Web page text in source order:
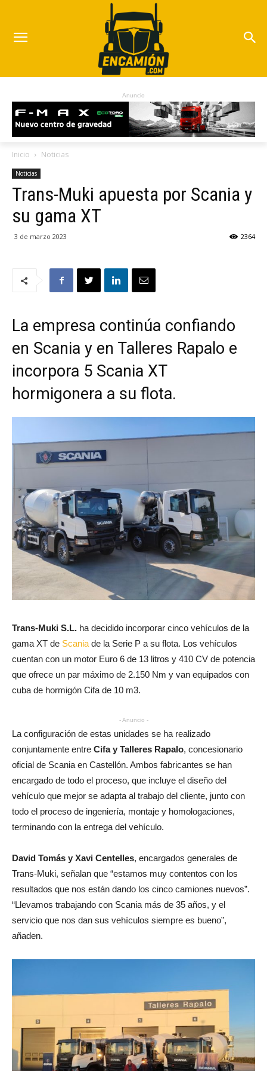
Anuncio
Inicio Noticias
Noticias
Trans-Muki apuesta por Scania y
su gama XT
3 de marzo 2023 2364
La empresa continúa confiando
en Scania y en Talleres Rapalo e
incorpora 5 Scania XT
hormigonera a su flota.
Trans-Muki S.L. ha decidido incorporar cinco vehículos de la
gama XT de Scania de la Serie P a su flota. Los vehículos
cuentan con un motor Euro 6 de 13 litros y 410 CV de potencia
que ofrece un par máximo de 2.150 Nm y van equipados con
cuba de hormigón Cifa de 10 m3.
- Anuncio -
La configuración de estas unidades se ha realizado
conjuntamente entre Cifa y Talleres Rapalo, concesionario
oficial de Scania en Castellón. Ambos fabricantes se han
encargado de todo el proceso, que incluye el diseño del
vehículo que mejor se adapta al trabajo del cliente, junto con
todo el proceso de ingeniería, montaje y homologaciones,
terminando con la entrega del vehículo.
David Tomás y Xavi Centelles, encargados generales de
Trans-Muki, señalan que “estamos muy contentos con los
resultados que nos están dando los cinco camiones nuevos”.
“Llevamos trabajando con Scania más de 35 años, y el
servicio que nos dan sus vehículos siempre es bueno”,
añaden.